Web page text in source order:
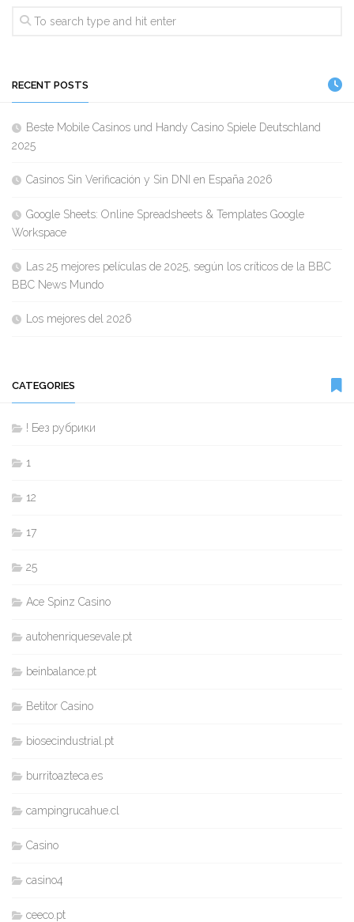
RECENT POSTS
Beste Mobile Casinos und Handy Casino Spiele Deutschland
2025
Casinos Sin Verificación y Sin DNI en España 2026
Google Sheets: Online Spreadsheets & Templates Google
Workspace
Las 25 mejores películas de 2025, según los críticos de la BBC
BBC News Mundo
Los mejores del 2026
CATEGORIES
! Без рубрики
1
12
17
25
Ace Spinz Casino
autohenriquesevale.pt
beinbalance.pt
Betitor Casino
biosecindustrial.pt
burritoazteca.es
campingrucahue.cl
Casino
casino4
ceeco.pt